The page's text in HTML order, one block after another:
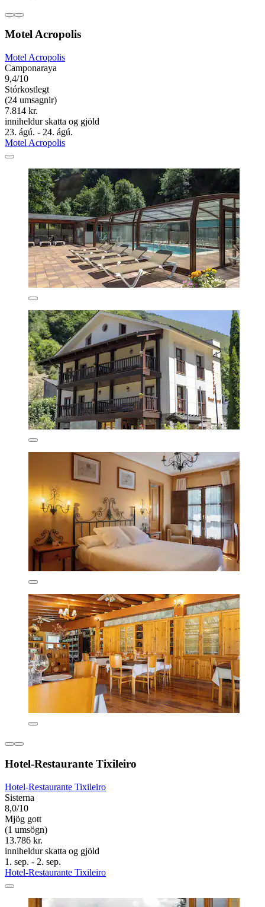
Motel Acropolis
Motel Acropolis
Camponaraya
9,4/10
Stórkostlegt
(24 umsagnir)
7.814 kr.
inniheldur skatta og gjöld
23. ágú. - 24. ágú.
Motel Acropolis
Hotel-Restaurante Tixileiro
Hotel-Restaurante Tixileiro
Sisterna
8,0/10
Mjög gott
(1 umsögn)
13.786 kr.
inniheldur skatta og gjöld
1. sep. - 2. sep.
Hotel-Restaurante Tixileiro